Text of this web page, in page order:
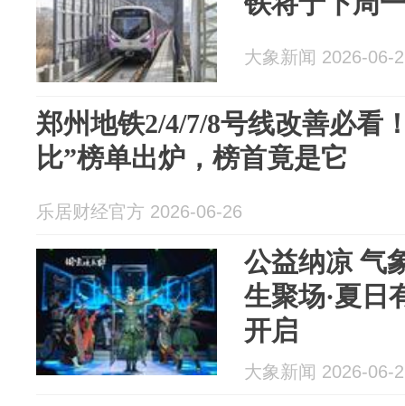
大象新闻 2026-06-
郑州地铁2/4/7/8号线改善必看
比”榜单出炉，榜首竟是它
乐居财经官方 2026-06-26
公益纳凉 气
生聚场·夏日
开启
大象新闻 2026-06-